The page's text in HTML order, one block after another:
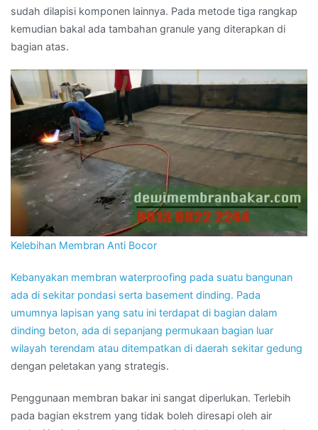
sudah dilapisi komponen lainnya. Pada metode tiga rangkap
kemudian bakal ada tambahan granule yang diterapkan di
bagian atas.
Kelebihan Membran Anti Bocor
Kebanyakan membran waterproofing pada suatu bangunan
ada di sekitar pondasi serta basement dinding. Pada
umumnya lapisan yang satu ini terdapat di bagian dalam
dinding beton, ada di sepanjang permukaan bagian luar
wilayah terendam atau ditempatkan di daerah sekitar gedung
dengan peletakan yang strategis.
Penggunaan membran bakar ini sangat diperlukan. Terlebih
pada bagian ekstrem yang tidak boleh diresapi oleh air